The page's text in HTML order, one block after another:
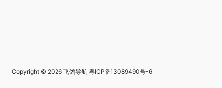
Copyright © 2026 飞鸽导航 粤ICP备13089490号-6